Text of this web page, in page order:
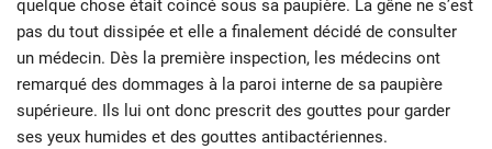
quelque chose était coincé sous sa paupière. La gêne ne s’est
pas du tout dissipée et elle a finalement décidé de consulter
un médecin. Dès la première inspection, les médecins ont
remarqué des dommages à la paroi interne de sa paupière
supérieure. Ils lui ont donc prescrit des gouttes pour garder
ses yeux humides et des gouttes antibactériennes.